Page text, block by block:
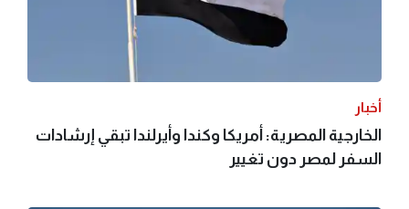
أخبار
الخارجية المصرية: أمريكا وكندا وأيرلندا تبقي إرشادات
السفر لمصر دون تغيير